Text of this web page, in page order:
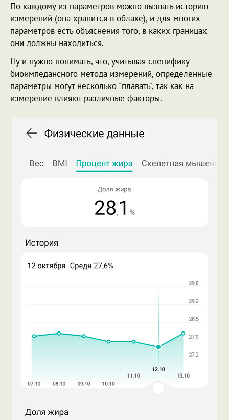
По каждому из параметров можно вызвать историю
измерений (она хранится в облаке), и для многих
параметров есть объяснения того, в каких границах
они должны находиться.
Ну и нужно понимать, что, учитывая специфику
биоимпедансного метода измерений, определенные
параметры могут несколько "плавать", так как на
измерение влияют различные факторы.